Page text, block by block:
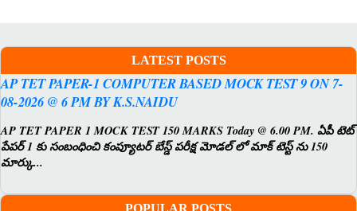
LATEST POSTS
AP TET PAPER-1 COMPUTER BASED MOCK TEST 9 ON 7-
08-2026 @ 6 PM BY K.S.NAIDU
AP TET PAPER 1 MOCK TEST 150 MARKS Today @ 6.00 PM. ఏపీ టెట్
పేపర్ 1 కు సంబంధించి కంప్యూటర్ బేస్డ్ పరీక్ష మోడల్ లో మాక్ టెస్ట్ ను 150
మార్కు...